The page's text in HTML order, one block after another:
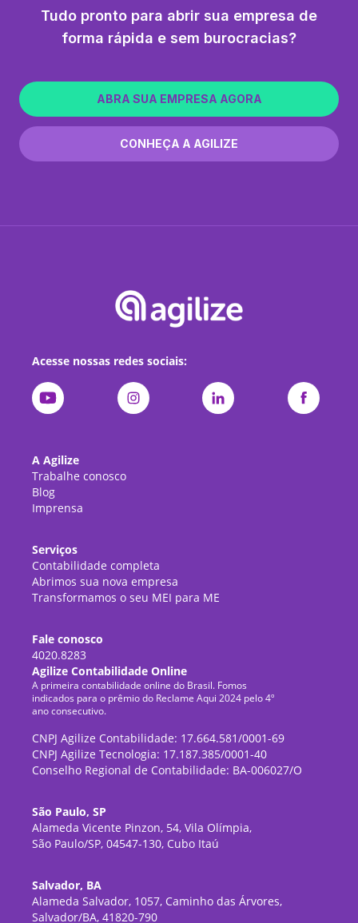
Tudo pronto para abrir sua empresa de
forma rápida e sem burocracias?
ABRA SUA EMPRESA AGORA
CONHEÇA A AGILIZE
Acesse nossas redes sociais:
A Agilize
Trabalhe conosco
Blog
Imprensa
Serviços
Contabilidade completa
Abrimos sua nova empresa
Transformamos o seu MEI para ME
Fale conosco
4020.8283
Agilize Contabilidade Online
A primeira contabilidade online do Brasil. Fomos
indicados para o prêmio do Reclame Aqui 2024 pelo 4º
ano consecutivo.
CNPJ Agilize Contabilidade: 17.664.581/0001-69
CNPJ Agilize Tecnologia: 17.187.385/0001-40
Conselho Regional de Contabilidade: BA-006027/O
São Paulo, SP
Alameda Vicente Pinzon, 54, Vila Olímpia,
São Paulo/SP, 04547-130, Cubo Itaú
Salvador, BA
Alameda Salvador, 1057, Caminho das Árvores,
Salvador/BA, 41820-790